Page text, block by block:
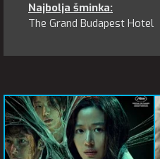
Najbolja šminka:
The Grand Budapest Hotel